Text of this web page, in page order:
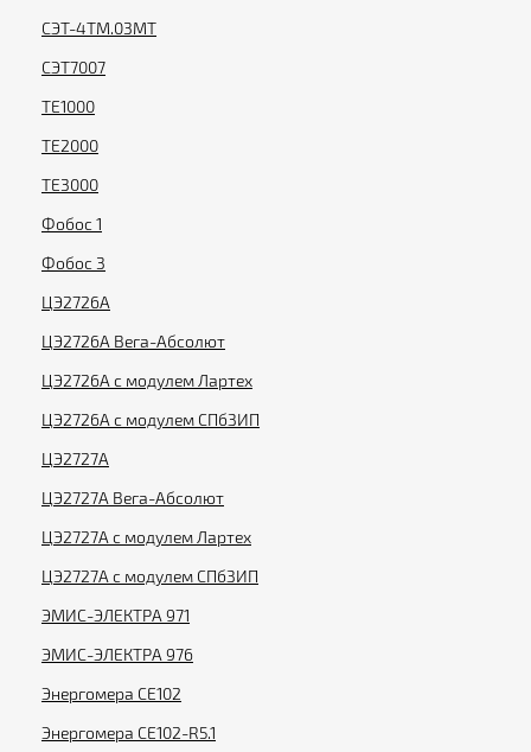
СЭТ-4ТМ.03МТ
СЭТ7007
ТЕ1000
ТЕ2000
ТЕ3000
Фобос 1
Фобос 3
ЦЭ2726А
ЦЭ2726А Вега-Абсолют
ЦЭ2726А с модулем Лартех
ЦЭ2726А с модулем СПбЗИП
ЦЭ2727А
ЦЭ2727А Вега-Абсолют
ЦЭ2727А с модулем Лартех
ЦЭ2727А с модулем СПбЗИП
ЭМИС-ЭЛЕКТРА 971
ЭМИС-ЭЛЕКТРА 976
Энергомера CE102
Энергомера CE102-R5.1